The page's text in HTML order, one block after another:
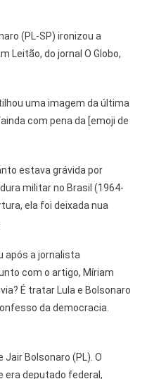
(PL-SP) ironizou a
Leitão, do jornal O Globo,
uma imagem da última
com pena da [emoji de
estava grávida por
militar no Brasil (1964-
ela foi deixada nua
após a jornalista
com o artigo, Míriam
É tratar Lula e Bolsonaro
da democracia.
Bolsonaro (PL). O
era deputado federal,